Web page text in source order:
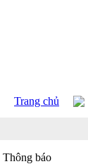
Trang chủ
Thông báo